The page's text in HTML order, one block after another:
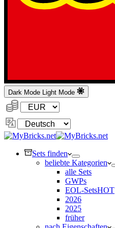
Dark Mode Light Mode
Währung:
Sprache
ändern
Sets finden
beliebte Kategorien
alle Sets
GWPs
EOL-SetsHOT
2026
2025
früher